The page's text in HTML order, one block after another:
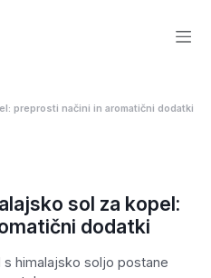
preprosti načini in aromatični dodatki
sol za kopel:
dodatki
himalajsko soljo postane